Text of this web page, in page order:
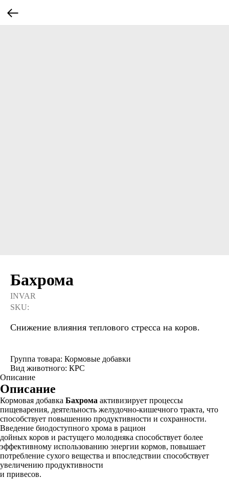
Бахрома
INVAR
SKU:
Снижение влияния теплового стресса на коров.
Группа товара: Кормовые добавки
Вид животного: КРС
Описание
Описание
Кормовая добавка Бахрома активизирует процессы
пищеварения, деятельность желудочно-кишечного тракта, что
способствует повышению продуктивности и сохранности.
Введение биодоступного хрома в рацион
дойных коров и растущего молодняка способствует более
эффективному использованию энергии кормов, повышает
потребление сухого вещества и впоследствии способствует
увеличению продуктивности
и привесов.